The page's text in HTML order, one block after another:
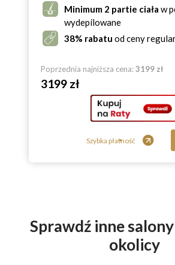
Minimum 2 partie ciała w
wydepilowane
38% rabatu od ceny
Poprzednia najniższa cena:3199 zł
3199 zł
Szybka płatność
Sprawdź inne
okolicy